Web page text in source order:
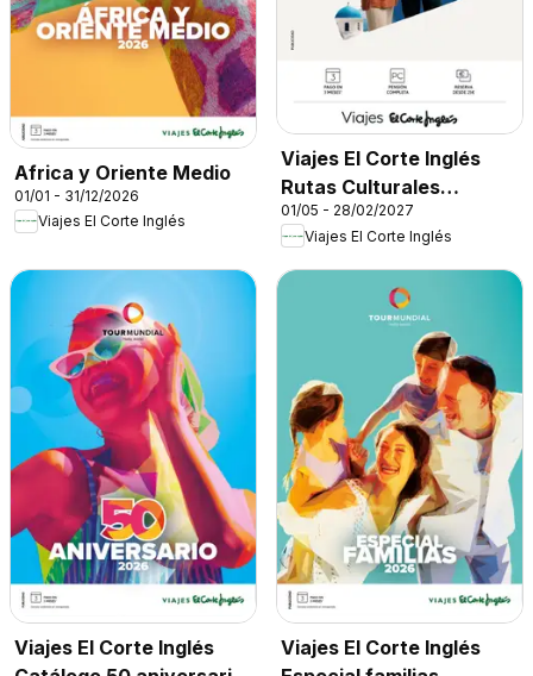
Africa y Oriente Medio
01/01 - 31/12/2026
Viajes El Corte Inglés
Viajes El Corte Inglés
Rutas Culturales
Cantabria
01/05 - 28/02/2027
Viajes El Corte Inglés
Viajes El Corte Inglés
Viajes El Corte Inglés